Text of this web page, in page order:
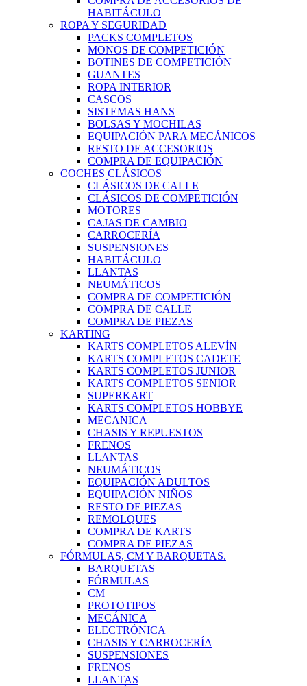
HABITÁCULO
ROPA Y SEGURIDAD
PACKS COMPLETOS
MONOS DE COMPETICIÓN
BOTINES DE COMPETICIÓN
GUANTES
ROPA INTERIOR
CASCOS
SISTEMAS HANS
BOLSAS Y MOCHILAS
EQUIPACIÓN PARA MECÁNICOS
RESTO DE ACCESORIOS
COMPRA DE EQUIPACIÓN
COCHES CLÁSICOS
CLÁSICOS DE CALLE
CLÁSICOS DE COMPETICIÓN
MOTORES
CAJAS DE CAMBIO
CARROCERÍA
SUSPENSIONES
HABITÁCULO
LLANTAS
NEUMÁTICOS
COMPRA DE COMPETICIÓN
COMPRA DE CALLE
COMPRA DE PIEZAS
KARTING
KARTS COMPLETOS ALEVÍN
KARTS COMPLETOS CADETE
KARTS COMPLETOS JUNIOR
KARTS COMPLETOS SENIOR
SUPERKART
KARTS COMPLETOS HOBBYE
MECANICA
CHASIS Y REPUESTOS
FRENOS
LLANTAS
NEUMÁTICOS
EQUIPACIÓN ADULTOS
EQUIPACIÓN NIÑOS
RESTO DE PIEZAS
REMOLQUES
COMPRA DE KARTS
COMPRA DE PIEZAS
FÓRMULAS, CM Y BARQUETAS.
BARQUETAS
FÓRMULAS
CM
PROTOTIPOS
MECÁNICA
ELECTRÓNICA
CHASIS Y CARROCERÍA
SUSPENSIONES
FRENOS
LLANTAS